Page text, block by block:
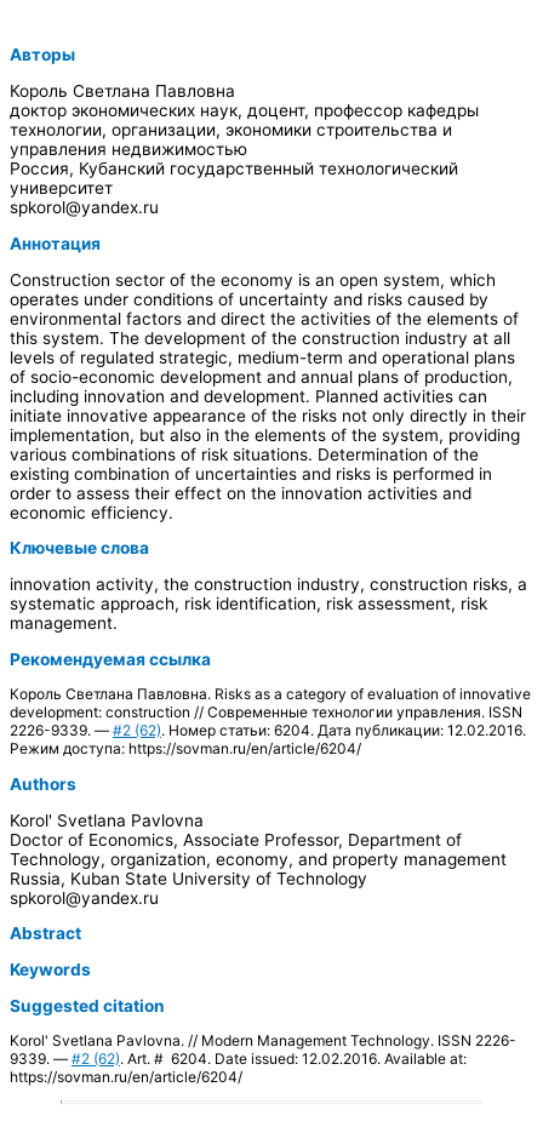
Авторы
Король Светлана Павловна
доктор экономических наук, доцент, профессор кафедры
технологии, организации, экономики строительства и
управления недвижимостью
Россия, Кубанский государственный технологический
университет
spkorol@yandex.ru
Аннотация
Construction sector of the economy is an open system, which
operates under conditions of uncertainty and risks caused by
environmental factors and direct the activities of the elements of
this system. The development of the construction industry at all
levels of regulated strategic, medium-term and operational plans
of socio-economic development and annual plans of production,
including innovation and development. Planned activities can
initiate innovative appearance of the risks not only directly in their
implementation, but also in the elements of the system, providing
various combinations of risk situations. Determination of the
existing combination of uncertainties and risks is performed in
order to assess their effect on the innovation activities and
economic efficiency.
Ключевые слова
innovation activity, the construction industry, construction risks, a
systematic approach, risk identification, risk assessment, risk
management.
Рекомендуемая ссылка
Король Светлана Павловна. Risks as a category of evaluation of innovative
development: construction // Современные технологии управления. ISSN
2226-9339. — #2 (62). Номер статьи: 6204. Дата публикации: 12.02.2016.
Режим доступа: https://sovman.ru/en/article/6204/
Authors
Korol' Svetlana Pavlovna
Doctor of Economics, Associate Professor, Department of
Technology, organization, economy, and property management
Russia, Kuban State University of Technology
spkorol@yandex.ru
Abstract
Keywords
Suggested citation
Korol' Svetlana Pavlovna. // Modern Management Technology. ISSN 2226-
9339. — #2 (62). Art. # 6204. Date issued: 12.02.2016. Available at:
https://sovman.ru/en/article/6204/